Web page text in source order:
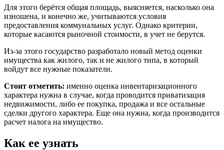
Для этого берётся общая площадь, выясняется, насколько она
изношена, и конечно же, учитываются условия
предоставления коммунальных услуг. Однако критерии,
которые касаются рыночной стоимости, в учет не берутся.
Из-за этого государство разработало новый метод оценки
имущества как жилого, так и не жилого типа, в который
войдут все нужные показатели.
Стоит отметить: именно оценка инвентаризационного
характера нужна в случае, когда проводится приватизация
недвижимости, либо ее покупка, продажа и все остальные
сделки другого характера. Еще она нужна, когда производится
расчет налога на имущество.
Как ее узнать